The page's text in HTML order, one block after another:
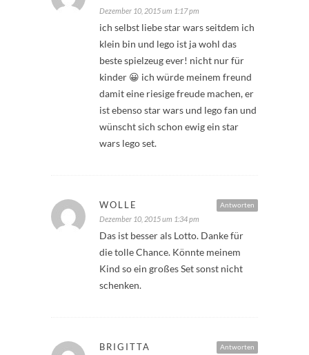
Dezember 10, 2015 um 1:17 pm
ich selbst liebe star wars seitdem ich
klein bin und lego ist ja wohl das
beste spielzeug ever! nicht nur für
kinder 😀 ich würde meinem freund
damit eine riesige freude machen, er
ist ebenso star wars und lego fan und
wünscht sich schon ewig ein star
wars lego set.
Antworten
WOLLE
Dezember 10, 2015 um 1:34 pm
Das ist besser als Lotto. Danke für
die tolle Chance. Könnte meinem
Kind so ein großes Set sonst nicht
schenken.
Antworten
BRIGITTA